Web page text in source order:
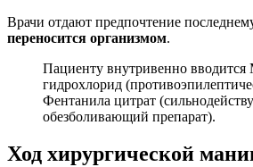
Врачи отдают предпочтение
переносится организмом.
Пациенту внутривенно вводится
гидрохлорид
Фентанила цитрат
обезболивающий препарат).
Ход хирургической